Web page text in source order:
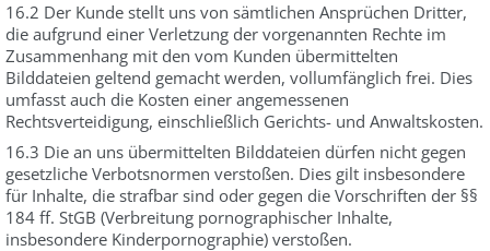
16.2 Der Kunde stellt uns von sämtlichen Ansprüchen Dritter,
die aufgrund einer Verletzung der vorgenannten Rechte im
Zusammenhang mit den vom Kunden übermittelten
Bilddateien geltend gemacht werden, vollumfänglich frei. Dies
umfasst auch die Kosten einer angemessenen
Rechtsverteidigung, einschließlich Gerichts- und Anwaltskosten.
16.3 Die an uns übermittelten Bilddateien dürfen nicht gegen
gesetzliche Verbotsnormen verstoßen. Dies gilt insbesondere
für Inhalte, die strafbar sind oder gegen die Vorschriften der §§
184 ff. StGB (Verbreitung pornographischer Inhalte,
insbesondere Kinderpornographie) verstoßen.